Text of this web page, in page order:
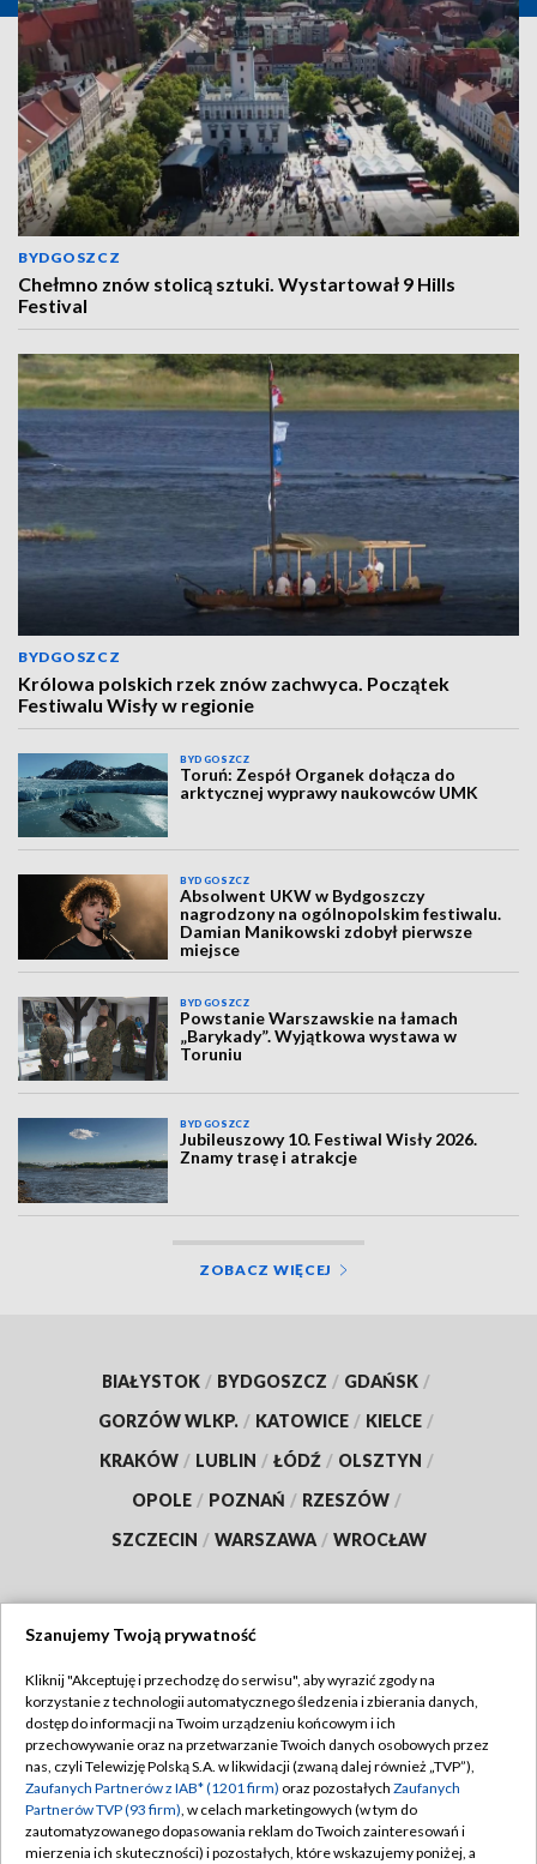
BYDGOSZCZ
Chełmno znów stolicą sztuki. Wystartował 9 Hills
Festival
BYDGOSZCZ
Królowa polskich rzek znów zachwyca. Początek
Festiwalu Wisły w regionie
BYDGOSZCZ
Toruń: Zespół Organek dołącza do
arktycznej wyprawy naukowców UMK
BYDGOSZCZ
Absolwent UKW w Bydgoszczy
nagrodzony na ogólnopolskim festiwalu.
Damian Manikowski zdobył pierwsze
miejsce
BYDGOSZCZ
Powstanie Warszawskie na łamach
„Barykady”. Wyjątkowa wystawa w
Toruniu
BYDGOSZCZ
Jubileuszowy 10. Festiwal Wisły 2026.
Znamy trasę i atrakcje
ZOBACZ WIĘCEJ
BIAŁYSTOK / BYDGOSZCZ / GDAŃSK /
GORZÓW WLKP. / KATOWICE / KIELCE /
KRAKÓW / LUBLIN / ŁÓDŹ / OLSZTYN /
OPOLE / POZNAŃ / RZESZÓW /
SZCZECIN / WARSZAWA / WROCŁAW
TVP
Abonament TVP
Emisja w TVP
Centrum informacji TVP
Regulamin TVP
Polityka prywatności
Moje zgody
Szanujemy Twoją prywatność
Kliknij "Akceptuję i przechodzę do serwisu", aby wyrazić zgody na
korzystanie z technologii automatycznego śledzenia i zbierania danych,
dostęp do informacji na Twoim urządzeniu końcowym i ich
przechowywanie oraz na przetwarzanie Twoich danych osobowych przez
nas, czyli Telewizję Polską S.A. w likwidacji (zwaną dalej również „TVP”),
Zaufanych Partnerów z IAB* (1201 firm) oraz pozostałych Zaufanych
Partnerów TVP (93 firm), w celach marketingowych (w tym do
zautomatyzowanego dopasowania reklam do Twoich zainteresowań i
mierzenia ich skuteczności) i pozostałych, które wskazujemy poniżej, a